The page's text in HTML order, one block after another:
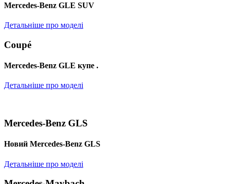
Mercedes-Benz GLE SUV
Детальніше про моделі
Coupé
Mercedes-Benz GLE купе .
Детальніше про моделі
Mercedes-Benz GLS
Новий Mercedes-Benz GLS
Детальніше про моделі